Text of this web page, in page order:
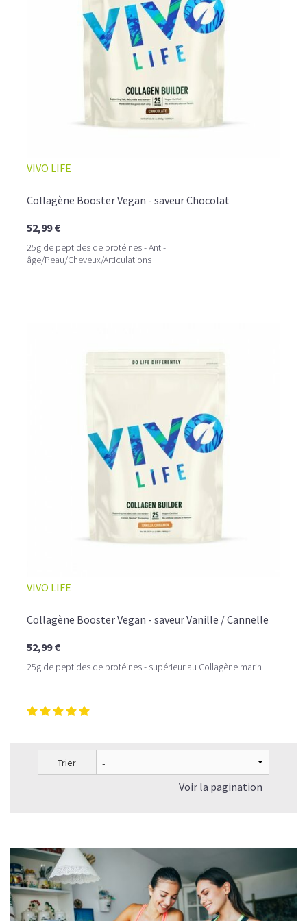
☕ LATTE MACCHIATO GLACÉ
Un café riche avec un soupçon de caramel pour un
moment de pure détente… ou de concentration avant le
Une énergie immédiate et stable, sans pic de glycémie,
qui vous accompagne toute la matinée et un allié parfait
Pour ceux qui veulent retrouver le plaisir d’un vrai café
glacé, sans se sentir lourd ni affamé.
🍯 CAFÉ FRAPPÉ AU CARAMEL PROTÉINÉ
LE PLAISIR D’UN DESSERT GLACÉ, SANS LE SUCRE EN
TROP
VIVO LIFE
Collagène Booster Vegan - saveur Chocolat
52,99 €
25g de peptides de protéines - Anti-
âge/Peau/Cheveux/Articulations
VIVO LIFE
Collagène Booster Vegan - saveur Vanille / Cannelle
52,99 €
25g de peptides de protéines - supérieur au Collagène marin
Trier
Voir la pagination